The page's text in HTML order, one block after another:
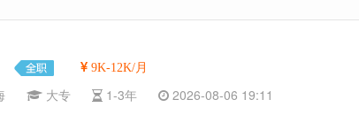
9K-12K/月
大专 1-3年 2026-08-06 19:11